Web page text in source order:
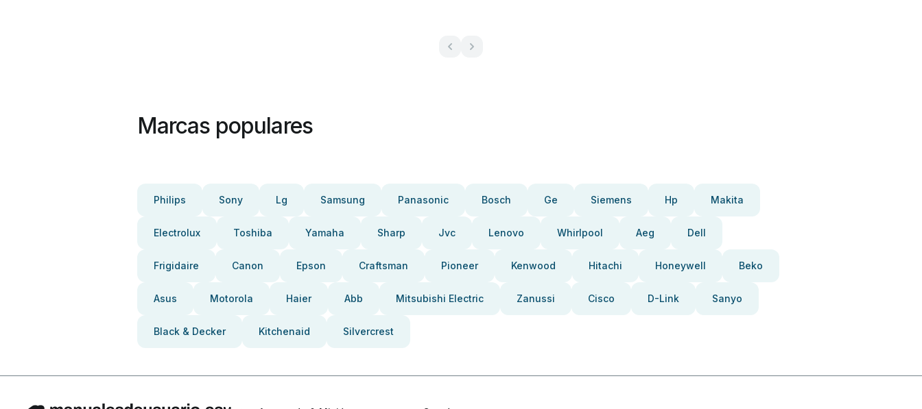
Marcas populares
Philips Sony Lg Samsung Panasonic Bosch Ge Siemens Hp Makita
Electrolux Toshiba Yamaha Sharp Jvc Lenovo Whirlpool Aeg Dell
Frigidaire Canon Epson Craftsman Pioneer Kenwood Hitachi Honeywell Beko
Asus Motorola Haier Abb Mitsubishi Electric Zanussi Cisco D-Link Sanyo
Black & Decker Kitchenaid Silvercrest